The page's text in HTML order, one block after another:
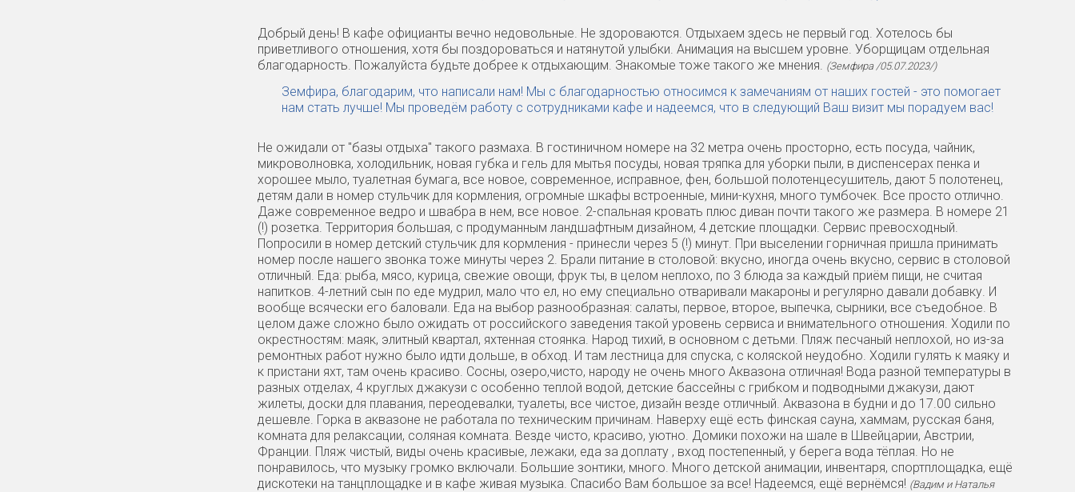
Добрый день! В кафе официанты вечно недовольные. Не здороваются. Отдыхаем здесь не первый год. Хотелось бы
приветливого отношения, хотя бы поздороваться и натянутой улыбки. Анимация на высшем уровне. Уборщицам отдельная
благодарность. Пожалуйста будьте добрее к отдыхающим. Знакомые тоже такого же мнения. (Земфира /05.07.2023/)
Земфира, благодарим, что написали нам! Мы с благодарностью относимся к замечаниям от наших гостей - это помогает
нам стать лучше! Мы проведём работу с сотрудниками кафе и надеемся, что в следующий Ваш визит мы порадуем вас!
Не ожидали от "базы отдыха" такого размаха. В гостиничном номере на 32 метра очень просторно, есть посуда, чайник,
микроволновка, холодильник, новая губка и гель для мытья посуды, новая тряпка для уборки пыли, в диспенсерах пенка и
хорошее мыло, туалетная бумага, все новое, современное, исправное, фен, большой полотенцесушитель, дают 5 полотенец,
детям дали в номер стульчик для кормления, огромные шкафы встроенные, мини-кухня, много тумбочек. Все просто отлично.
Даже современное ведро и швабра в нем, все новое. 2-спальная кровать плюс диван почти такого же размера. В номере 21
(!) розетка. Территория большая, с продуманным ландшафтным дизайном, 4 детские площадки. Сервис превосходный.
Попросили в номер детский стульчик для кормления - принесли через 5 (!) минут. При выселении горничная пришла принимать
номер после нашего звонка тоже минуты через 2. Брали питание в столовой: вкусно, иногда очень вкусно, сервис в столовой
отличный. Еда: рыба, мясо, курица, свежие овощи, фрук ты, в целом неплохо, по 3 блюда за каждый приём пищи, не считая
напитков. 4-летний сын по еде мудрил, мало что ел, но ему специально отваривали макароны и регулярно давали добавку. И
вообще всячески его баловали. Еда на выбор разнообразная: салаты, первое, второе, выпечка, сырники, все съедобное. В
целом даже сложно было ожидать от российского заведения такой уровень сервиса и внимательного отношения. Ходили по
окрестностям: маяк, элитный квартал, яхтенная стоянка. Народ тихий, в основном с детьми. Пляж песчаный неплохой, но из-за
ремонтных работ нужно было идти дольше, в обход. И там лестница для спуска, с коляской неудобно. Ходили гулять к маяку и
к пристани яхт, там очень красиво. Сосны, озеро,чисто, народу не очень много Аквазона отличная! Вода разной температуры в
разных отделах, 4 круглых джакузи с особенно теплой водой, детские бассейны с грибком и подводными джакузи, дают
жилеты, доски для плавания, переодевалки, туалеты, все чистое, дизайн везде отличный. Аквазона в будни и до 17.00 сильно
дешевле. Горка в аквазоне не работала по техническим причинам. Наверху ещё есть финская сауна, хаммам, русская баня,
комната для релаксации, соляная комната. Везде чисто, красиво, уютно. Домики похожи на шале в Швейцарии, Австрии,
Франции. Пляж чистый, виды очень красивые, лежаки, еда за доплату , вход постепенный, у берега вода тёплая. Но не
понравилось, что музыку громко включали. Большие зонтики, много. Много детской анимации, инвентаря, спортплощадка, ещё
дискотеки на танцплощадке и в кафе живая музыка. Спасибо Вам большое за все! Надеемся, ещё вернёмся! (Вадим и Наталья